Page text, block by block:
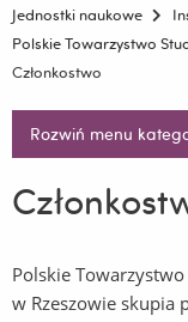
Jednostki naukowe
Polskie Towarzystwo
Członkostwo
Rozwiń menu
Polskie
w Rzeszowie skupia